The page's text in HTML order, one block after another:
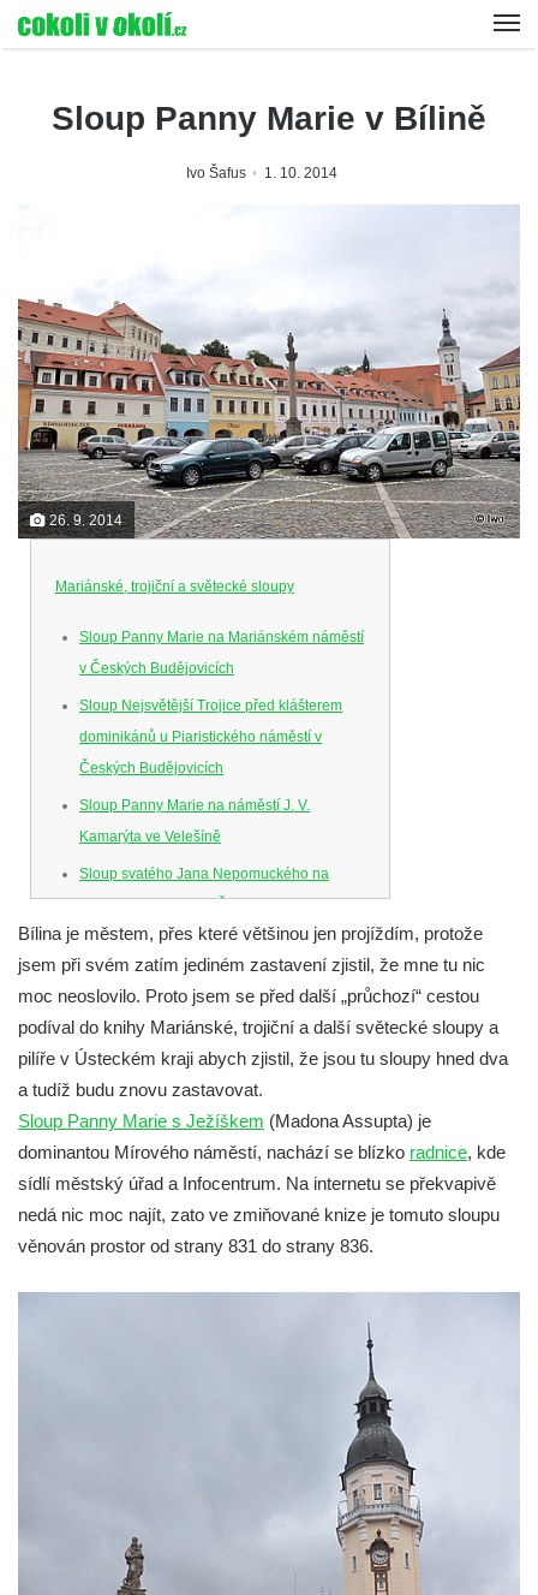
Sloup Panny Marie v Bílině
Ivo Šafus 1. 10. 2014
26. 9. 2014
Mariánské, trojiční a světecké sloupy
Sloup Panny Marie na Mariánském náměstí
v Českých Budějovicích
Sloup Nejsvětější Trojice před klášterem
dominikánů u Piaristického náměstí v
Českých Budějovicích
Sloup Panny Marie na náměstí J. V.
Kamarýta ve Velešíně
Sloup svatého Jana Nepomuckého na
náměstí J. Gurreho v Římově
Sloup Nejsvětější Trojice v Mirošovicích
Sloup se sochou Bolestného Krista (Ecce
Homo) na zahradě zámku Chrámce
Sloup Nejsvětější Trojice na náměstí
Sloup Panny Marie u kostela Nalezení
svatého Kříže ve Frýdlantu
Sloup Panny Marie v Hostinném
Sloup Nejsvětější Trojice v Krásné u
Pěnčína
Sloup s krucifixem u kostela svatého
Sloup svaté Barbory v zámecké zahradě v
Sloup Nejsvětější Trojice před zámkem v
Bílina je městem, přes které většinou jen projíždím, protože
jsem při svém zatím jediném zastavení zjistil, že mne tu nic
moc neoslovilo. Proto jsem se před další „průchozí“ cestou
podíval do knihy Mariánské, trojiční a další světecké sloupy a
pilíře v Ústeckém kraji abych zjistil, že jsou tu sloupy hned dva
a tudíž budu znovu zastavovat.
Sloup Panny Marie s Ježíškem (Madona Assupta) je
dominantou Mírového náměstí, nachází se blízko radnice, kde
sídlí městský úřad a Infocentrum. Na internetu se překvapivě
nedá nic moc najít, zato ve zmiňované knize je tomuto sloupu
věnován prostor od strany 831 do strany 836.